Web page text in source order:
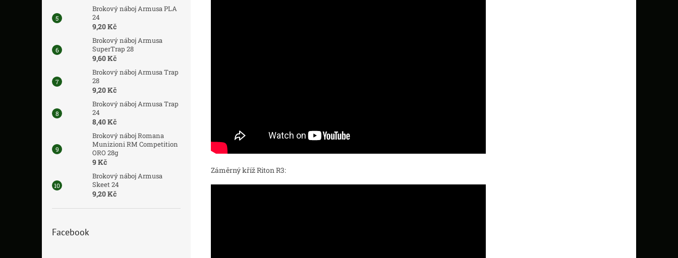
Brokový náboj Armusa PLA
24
9,20 Kč
Brokový náboj Armusa
SuperTrap 28
9,60 Kč
Brokový náboj Armusa Trap
28
9,20 Kč
Brokový náboj Armusa Trap
24
8,40 Kč
Brokový náboj Romana
Munizioni RM Competition
ORO 28g
9 Kč
Brokový náboj Armusa
Skeet 24
9,20 Kč
Facebook
Záměrný kříž Riton R3: